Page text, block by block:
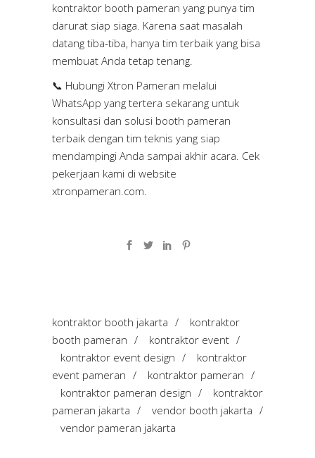
kontraktor booth pameran yang punya tim
darurat siap siaga. Karena saat masalah
datang tiba-tiba, hanya tim terbaik yang bisa
membuat Anda tetap tenang.
📞 Hubungi Xtron Pameran melalui
WhatsApp yang tertera sekarang untuk
konsultasi dan solusi booth pameran
terbaik dengan tim teknis yang siap
mendampingi Anda sampai akhir acara. Cek
pekerjaan kami di website
xtronpameran.com.
kontraktor booth jakarta /
kontraktor
booth pameran / kontraktor event /
kontraktor event design /
kontraktor
event pameran / kontraktor pameran /
kontraktor pameran design /
kontraktor
pameran jakarta / vendor booth jakarta /
vendor pameran jakarta